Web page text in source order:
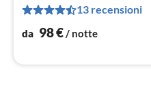
13 recensioni
da 98€ / notte